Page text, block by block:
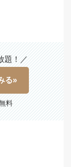
題！／
る»
料